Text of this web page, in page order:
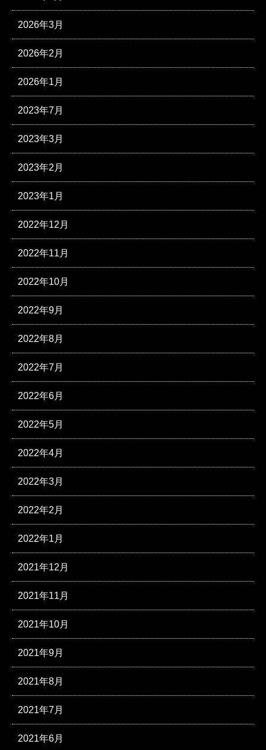
2026年3月
2026年2月
2026年1月
2023年7月
2023年3月
2023年2月
2023年1月
2022年12月
2022年11月
2022年10月
2022年9月
2022年8月
2022年7月
2022年6月
2022年5月
2022年4月
2022年3月
2022年2月
2022年1月
2021年12月
2021年11月
2021年10月
2021年9月
2021年8月
2021年7月
2021年6月